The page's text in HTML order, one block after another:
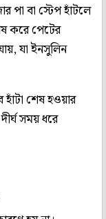
পা বা স্টেপ হাঁটলে
করে পেটের
যা ইনসুলিন
শেষ হওয়ার
সময় ধরে